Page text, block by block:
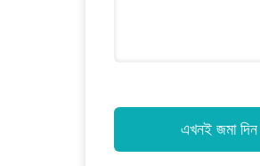
এখনই জমা দিন